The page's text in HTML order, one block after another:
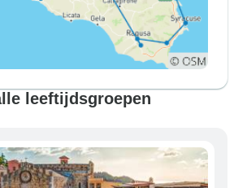
leeftijdsgroepen